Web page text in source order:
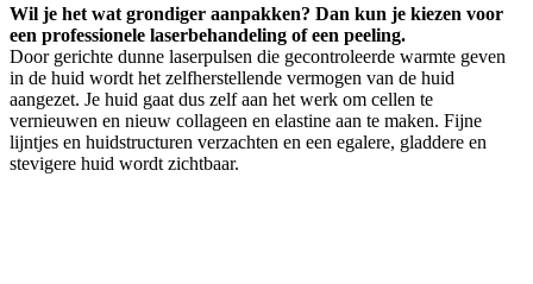
Wil je het wat grondiger aanpakken? Dan kun je kiezen voor
een professionele laserbehandeling of een peeling.
Door gerichte dunne laserpulsen die gecontroleerde warmte geven
in de huid wordt het zelfherstellende vermogen van de huid
aangezet. Je huid gaat dus zelf aan het werk om cellen te
vernieuwen en nieuw collageen en elastine aan te maken. Fijne
lijntjes en huidstructuren verzachten en een egalere, gladdere en
stevigere huid wordt zichtbaar.